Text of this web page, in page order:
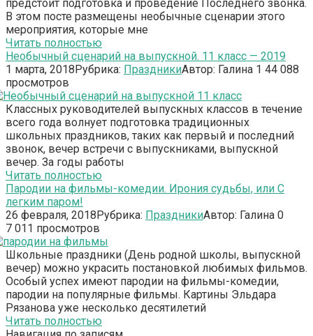
предстоит подготовка и проведение Последнего звонка.
В этом посте размещены необычные сценарии этого
мероприятия, которые мне
Читать полностью
Необычный сценарий на выпускной. 11 класс — 2019
1 марта, 2018Рубрика: ПраздникиАвтор: Галина 1 44 088
просмотров
Классных руководителей выпускных классов в течение
всего года волнует подготовка традиционных
школьных праздников, таких как первый и последний
звонок, вечер встречи с выпускниками, выпускной
вечер. За годы работы
Читать полностью
Пародии на фильмы-комедии. Ирония судьбы, или С
легким паром!
26 февраля, 2018Рубрика: ПраздникиАвтор: Галина 0
7 011 просмотров
Школьные праздники (День родной школы, выпускной
вечер) можно украсить постановкой любимых фильмов.
Особый успех имеют пародии на фильмы-комедии,
пародии на популярные фильмы. Картины Эльдара
Рязанова уже несколько десятилетий
Читать полностью